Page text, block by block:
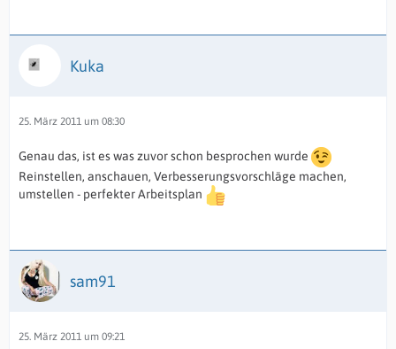
Kuka
25. März 2011 um 08:30
Genau das, ist es was zuvor schon besprochen wurde
Reinstellen, anschauen, Verbesserungsvorschläge machen,
umstellen - perfekter Arbeitsplan
sam91
25. März 2011 um 09:21